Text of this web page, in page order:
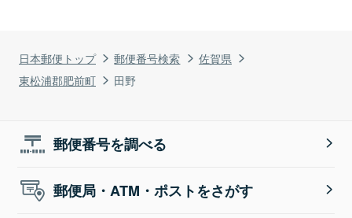
日本郵便トップ 郵便番号検索
佐賀県
東松浦郡肥前町
田野
郵便番号を調べる
郵便局・ATM・ポストをさがす